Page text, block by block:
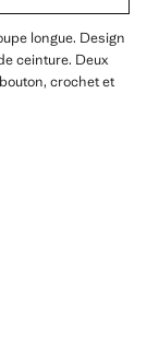
longue. Design
ceinture. Deux
crochet et